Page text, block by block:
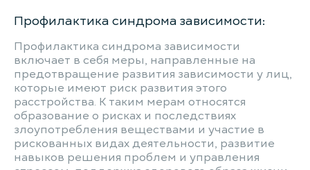
Профилактика синдрома зависимости:
Профилактика синдрома зависимости
включает в себя меры, направленные на
предотвращение развития зависимости у лиц,
которые имеют риск развития этого
расстройства. К таким мерам относятся
образование о рисках и последствиях
злоупотребления веществами и участие в
рискованных видах деятельности, развитие
навыков решения проблем и управления